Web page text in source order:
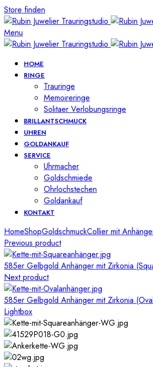
Store finden
Menu
HOME
RINGE
Trauringe
Memoireringe
Solitaer Verlobungsringe
BRILLANTSCHMUCK
UHREN
GOLDANKAUF
SERVICE
Uhrmacher
Goldschmiede
Ohrlochstechen
Goldankauf
KONTAKT
HomeShopGoldschmuckCollier mit
Previous product
585er Gelbgold Anhänger mit Zirkonia
Next product
585er Gelbgold Anhänger mit Zirkonia
Lightbox